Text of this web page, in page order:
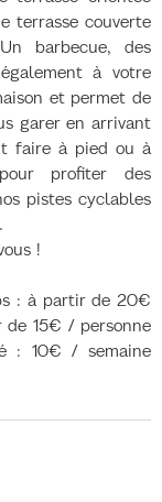
terrasse couverte
barbecue, des
à votre
et permet de
garer en arrivant
faire à pied ou à
profiter des
pistes cyclables
!
: à partir de 20€
15€ / personne
: 10€ / semaine